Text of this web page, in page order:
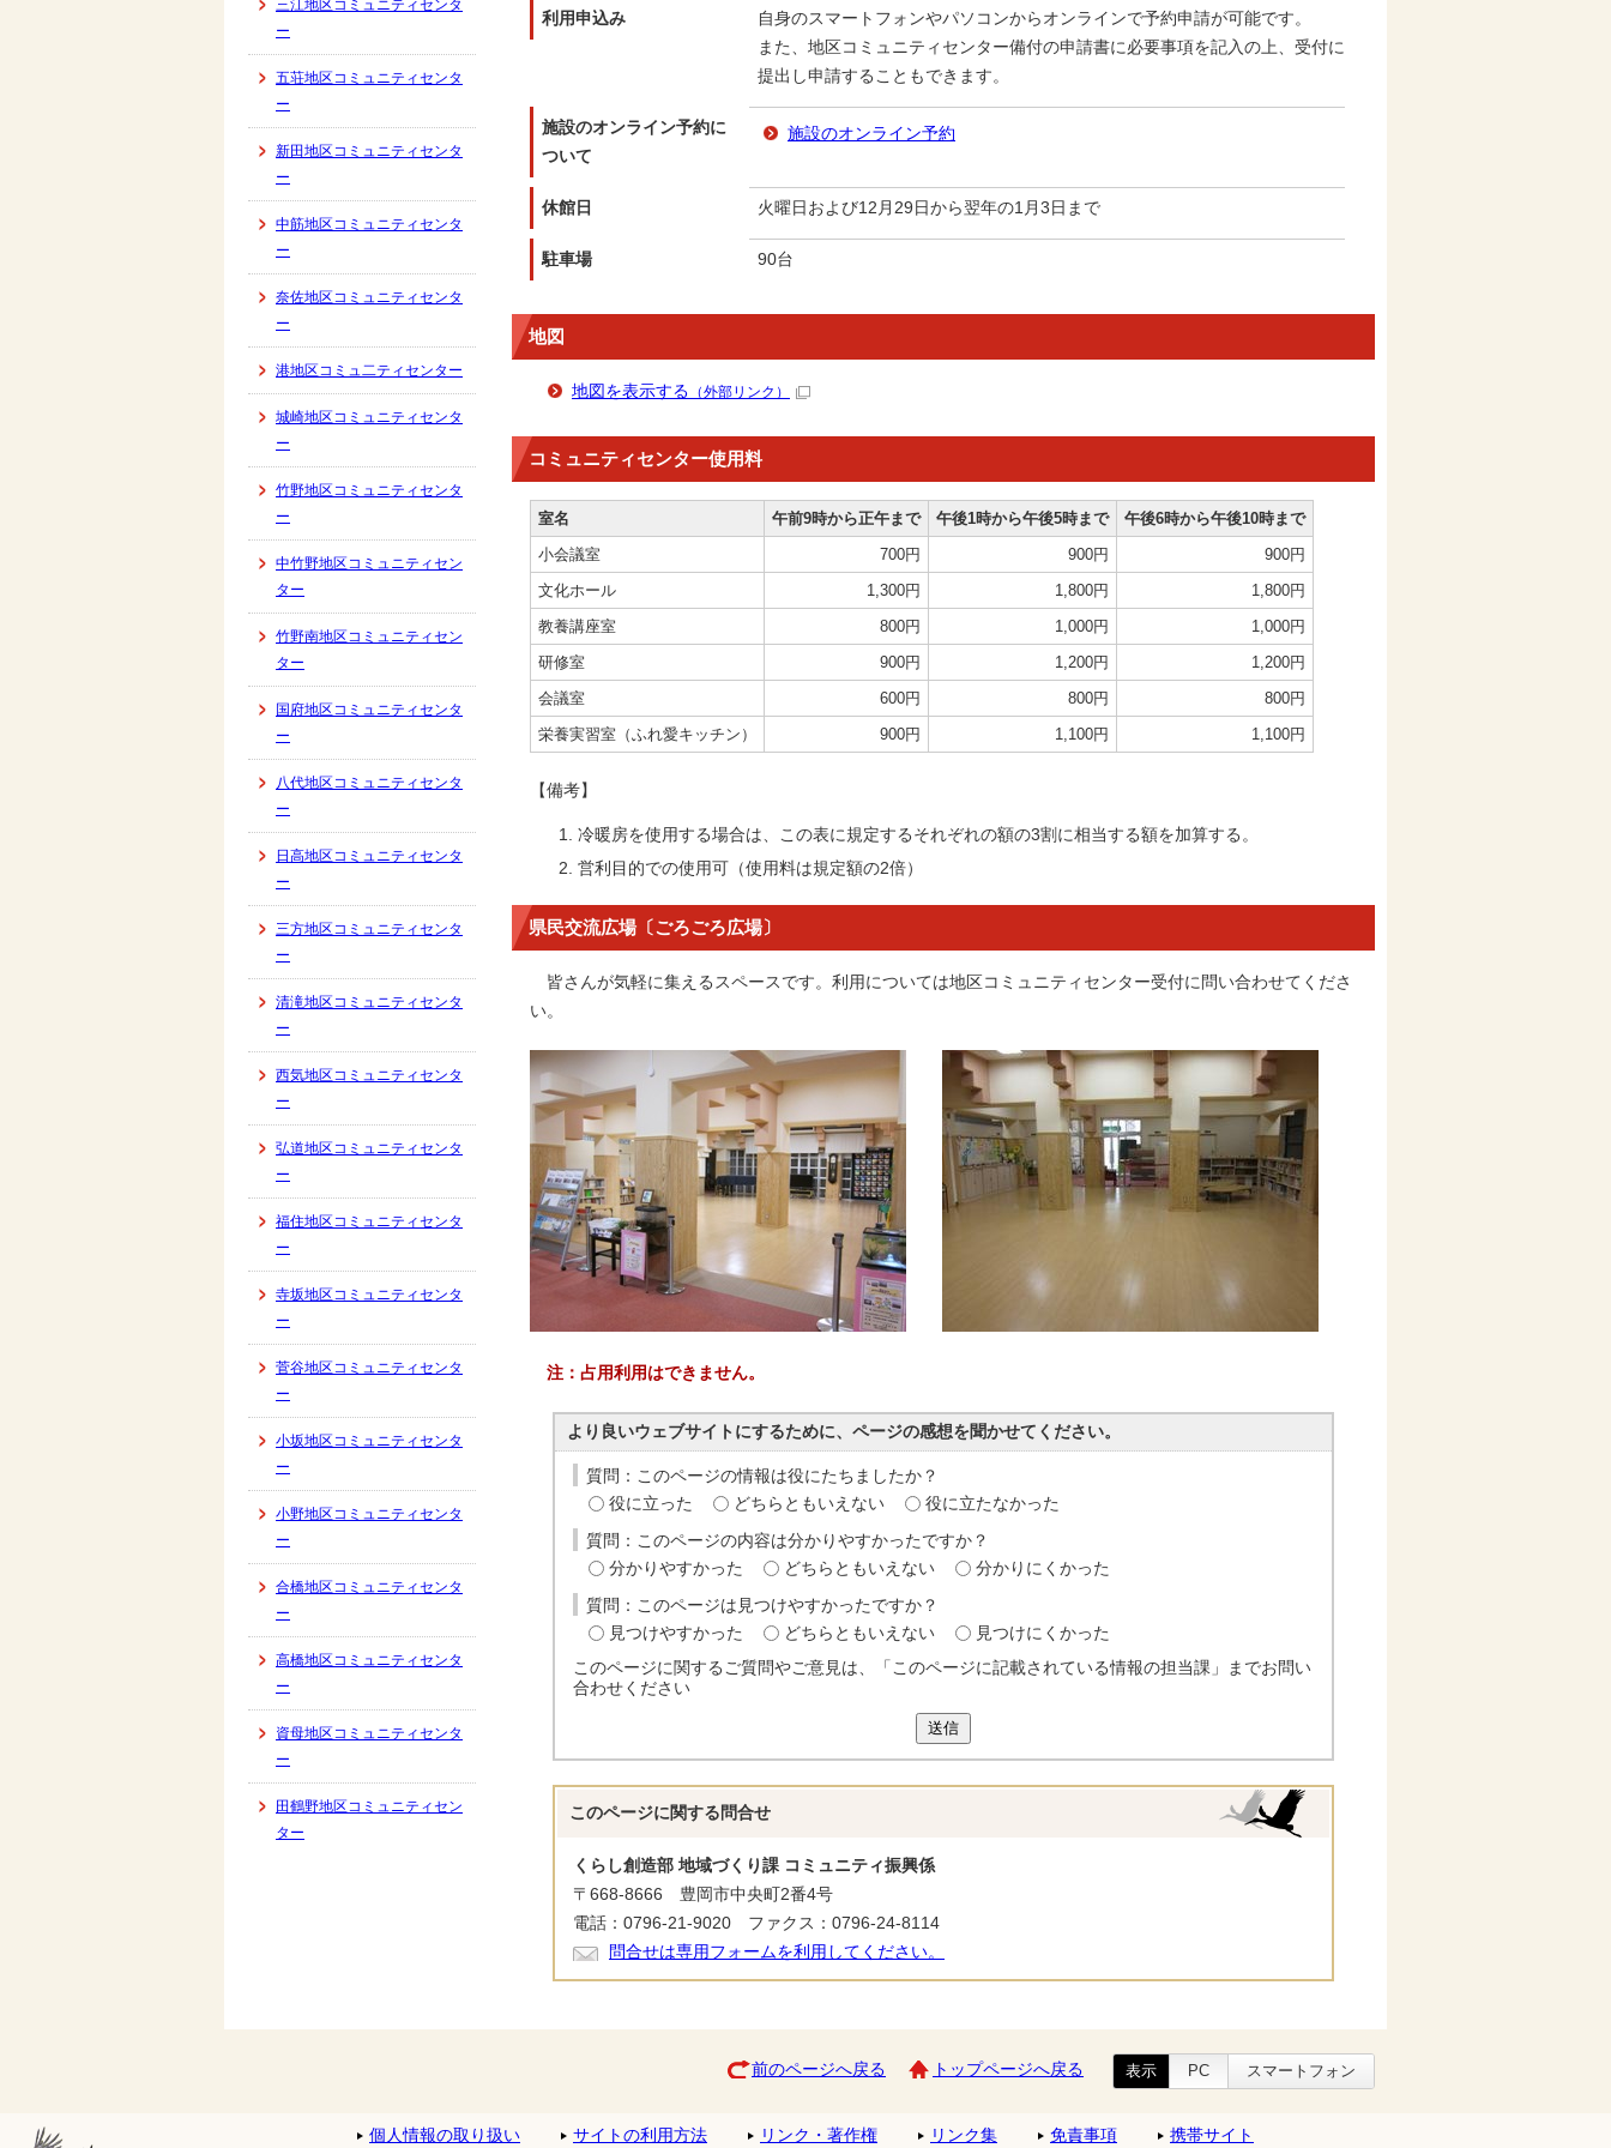
利用申込み
自身のスマートフォンやパソコンからオンラインで予約申請が可能です。
また、地区コミュニティセンター備付の申請書に必要事項を記入の上、受付に
提出し申請することもできます。
施設のオンライン予約に
ついて
施設のオンライン予約
休館日 火曜日および12月29日から翌年の1月3日まで
駐車場 90台
地図
地図を表示する （外部リンク）
コミュニティセンター使用料
室名 午前9時から正午まで 午後1時から午後5時まで
午後6時から午後10時まで
小会議室
700円 900円
900円
文化ホール
1,300円 1,800円
1,800円
教養講座室
800円 1,000円
1,000円
研修室
900円 1,200円
1,200円
会議室
600円 800円
800円
栄養実習室（ふれ愛キッチン）
900円 1,100円 1,100円
【備考】
冷暖房を使用する場合は、この表に規定するそれぞれの額の3割に相当する額を加算する。
営利目的での使用可（使用料は規定額の2倍）
県民交流広場〔ごろごろ広場〕
皆さんが気軽に集えるスペースです。利用については地区コミュニティセンター受付に問い合わせてくださ
い。
注：占用利用はできません。
より良いウェブサイトにするために、ページの感想を聞かせてください。
質問：このページの情報は役にたちましたか？
役に立った
どちらともいえない 役に立たなかった
質問：このページの内容は分かりやすかったですか？
分かりやすかった
どちらともいえない 分かりにくかった
質問：このページは見つけやすかったですか？
見つけやすかった
どちらともいえない
見つけにくかった
このページに関するご質問やご意見は、「このページに記載されている情報の担当課」までお問い
合わせください
送信
このページに関する 問合せ
くらし創造部 地域づくり課 コミュニティ振興係
〒668-8666 豊岡市中央町2番4号
電話：0796-21-9020 ファクス：0796-24-8114
問合せは専用フォームを利用してください。
三江地区コミュニティセンタ
ー
五荘地区コミュニティセンタ
ー
新田地区コミュニティセンタ
ー
中筋地区コミュニティセンタ
ー
奈佐地区コミュニティセンタ
ー
港地区コミュ二ティセンター
城崎地区コミュニティセンタ
ー
竹野地区コミュニティセンタ
ー
中竹野地区コミュニティセン
ター
竹野南地区コミュニティセン
ター
国府地区コミュニティセンタ
ー
八代地区コミュニティセンタ
ー
日高地区コミュニティセンタ
ー
三方地区コミュニティセンタ
ー
清滝地区コミュニティセンタ
ー
西気地区コミュニティセンタ
ー
弘道地区コミュニティセンタ
ー
福住地区コミュニティセンタ
ー
寺坂地区コミュニティセンタ
ー
菅谷地区コミュニティセンタ
ー
小坂地区コミュニティセンタ
ー
小野地区コミュニティセンタ
ー
合橋地区コミュニティセンタ
ー
高橋地区コミュニティセンタ
ー
資母地区コミュニティセンタ
ー
田鶴野地区コミュニティセン
ター
前のページへ戻る トップページへ戻る 表示 PC スマートフォン
個人情報の取り扱い サイトの利用方法 リンク・著作権 リンク集 免責事項 携帯サイト